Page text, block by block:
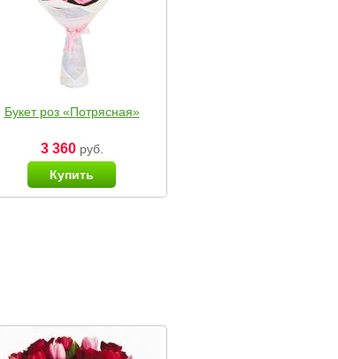
Букет роз «Потрясная»
3 360руб.
Купить